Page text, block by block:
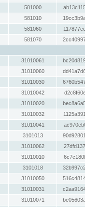
581000
581010
581060
581070
31010061
31010060
31010030
31010042
31010020
31010032
31010041
3101013
31010062
31010010
3101018
31010050
31010031
31010071